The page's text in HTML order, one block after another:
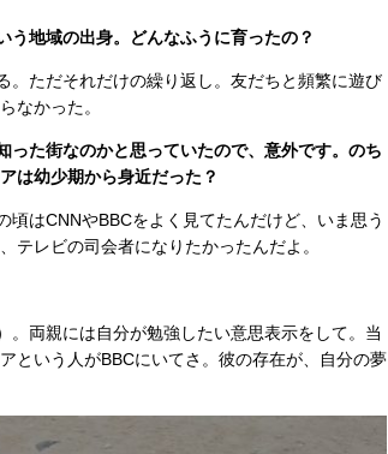
地域の出身。どんなふうに育ったの？
。ただそれだけの繰り返し。友だちと頻繁に遊び
なかった。
た街なのかと思っていたので、意外です。のち
は幼少期から身近だった？
はCNNやBBCをよく見てたんだけど、いま思う
テレビの司会者になりたかったんだよ。
両親には自分が勉強したい意思表示をして。当
という人がBBCにいてさ。彼の存在が、自分の夢